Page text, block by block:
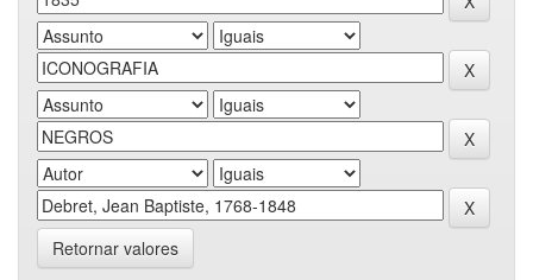
Retornar valores